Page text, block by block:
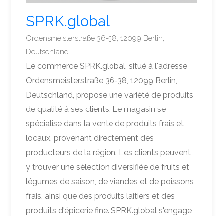
SPRK.global
Ordensmeisterstraße 36-38, 12099 Berlin,
Deutschland
Le commerce SPRK.global, situé à l'adresse
Ordensmeisterstraße 36-38, 12099 Berlin,
Deutschland, propose une variété de produits
de qualité à ses clients. Le magasin se
spécialise dans la vente de produits frais et
locaux, provenant directement des
producteurs de la région. Les clients peuvent
y trouver une sélection diversifiée de fruits et
légumes de saison, de viandes et de poissons
frais, ainsi que des produits laitiers et des
produits d'épicerie fine. SPRK.global s'engage